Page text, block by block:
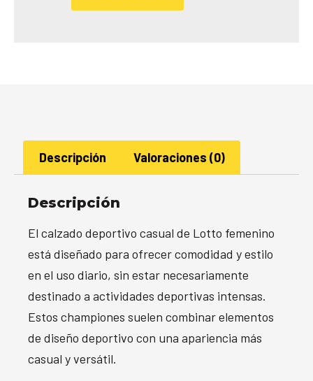
Descripción Valoraciones (0)
Descripción
El calzado deportivo casual de Lotto femenino
está diseñado para ofrecer comodidad y estilo
en el uso diario, sin estar necesariamente
destinado a actividades deportivas intensas.
Estos championes suelen combinar elementos
de diseño deportivo con una apariencia más
casual y versátil.